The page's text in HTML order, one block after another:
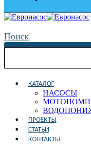
Поиск
КАТАЛОГ
НАСОСЫ
ПРОЕКТЫ
СТАТЬИ
КОНТАКТЫ